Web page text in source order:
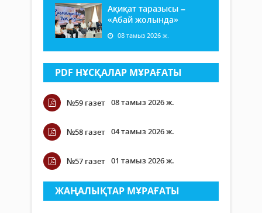
Ақиқат таразысы –
«Абай жолында»
08 тамыз 2026 ж.
PDF НҰСҚАЛАР МҰРАҒАТЫ
№59 газет 08 тамыз 2026 ж.
№58 газет 04 тамыз 2026 ж.
№57 газет 01 тамыз 2026 ж.
ЖАҢАЛЫҚТАР МҰРАҒАТЫ